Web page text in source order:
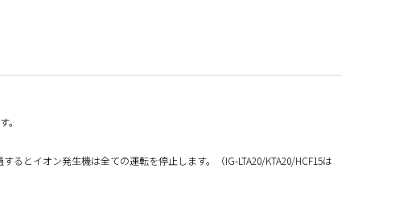
。
とイオン発生機は全ての運転を停止します。（IG-LTA20/KTA20/HCF15は